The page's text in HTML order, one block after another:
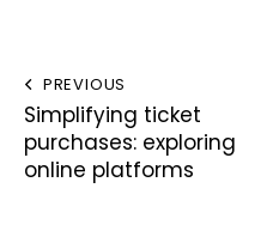
PREVIOUS
Simplifying ticket
purchases: exploring
online platforms